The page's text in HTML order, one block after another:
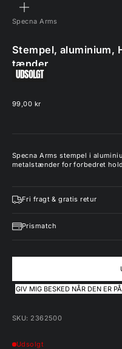
Specna Arms
Stempel, aluminium,
tænder
UDSOLGT
Salgspris
99,00 kr
Specna Arms stempel i
metalstænder for forbedret
Fri fragt & gratis retur
Prismatch
GIV MIG BESKED NÅR DEN ER
SKU: 2362500
Udsolgt